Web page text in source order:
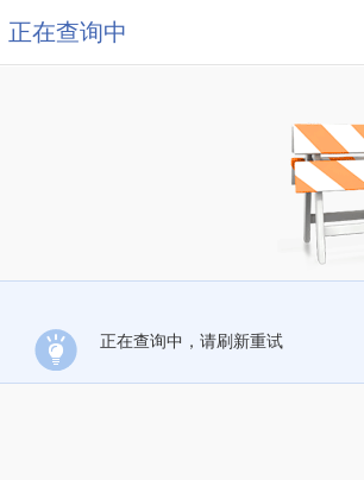
正在查询中
正在查询中，请刷新重试